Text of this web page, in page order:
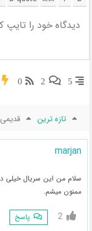
5
2
0
تازه ترین
marjan
سلام من این سریال خیلی
ممنون میشم.
2 پاسخ